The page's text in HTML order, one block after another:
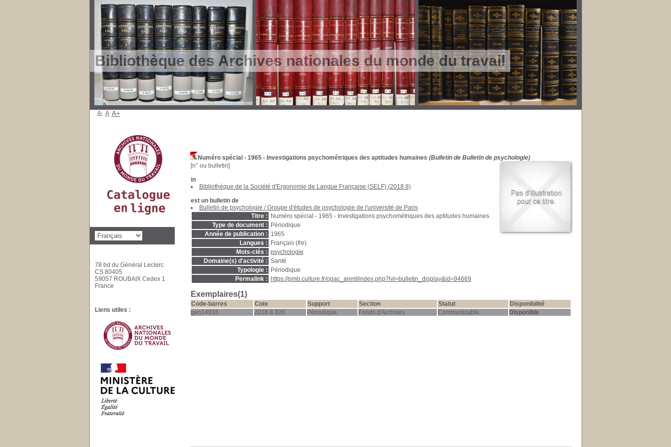
Bibliothèque des Archives nationales du monde du travail
Numéro spécial - 1965 - Investigations psychométriques des aptitudes humaines (Bulletin de Bulletin de psychologie)
[n° ou bulletin]
in
Bibliothèque de la Société d'Ergonomie de Langue Française (SELF) (2018 8)
est un bulletin de
Bulletin de psychologie /Groupe d'études de psychologie de l'université de Paris
Titre :
Numéro spécial - 1965 - Investigations psychométriques des aptitudes humaines
Type de document :
Périodique
Année de publication : 1965
Langues :
Français (fre)
Mots-clés : psychologie
Domaine(s) d'activité : Santé
Typologie :
Périodique
Permalink :
https://pmb.culture.fr/opac_anmt/index.php?lvl=bulletin_display&id=94669
Exemplaires(1)
Code-barres Cote Support Section Statut
Disponibilité
gen14816
2018 8 326 Périodique Fonds d'Archives Communicable Disponible
A- A A+
78 bd du Général Leclerc
CS 80405
59057 ROUBAIX Cedex 1
France
Liens utiles :